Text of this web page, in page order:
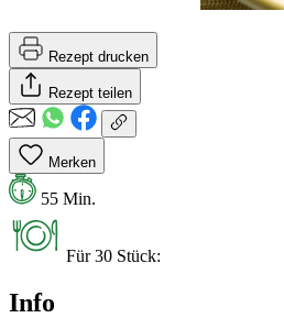
Rezept drucken
Rezept teilen
Merken
55 Min.
Für 30 Stück:
Info